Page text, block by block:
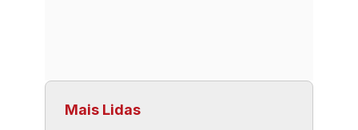
Mais Lidas